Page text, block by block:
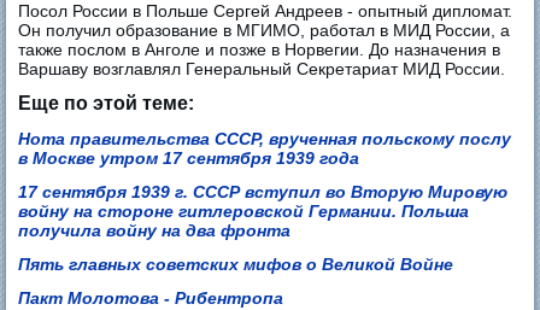
Посол России в Польше Сергей Андреев - опытный дипломат.
Он получил образование в МГИМО, работал в МИД России, а
также послом в Анголе и позже в Норвегии. До назначения в
Варшаву возглавлял Генеральный Секретариат МИД России.
Еще по этой теме:
Нота правительства СССР, врученная польскому послу
в Москве утром 17 сентября 1939 года
17 сентября 1939 г. СССР вступил во Вторую Мировую
войну на стороне гитлеровской Германии. Польша
получила войну на два фронта
Пять главных советских мифов о Великой Войне
Пакт Молотова - Рибентропа